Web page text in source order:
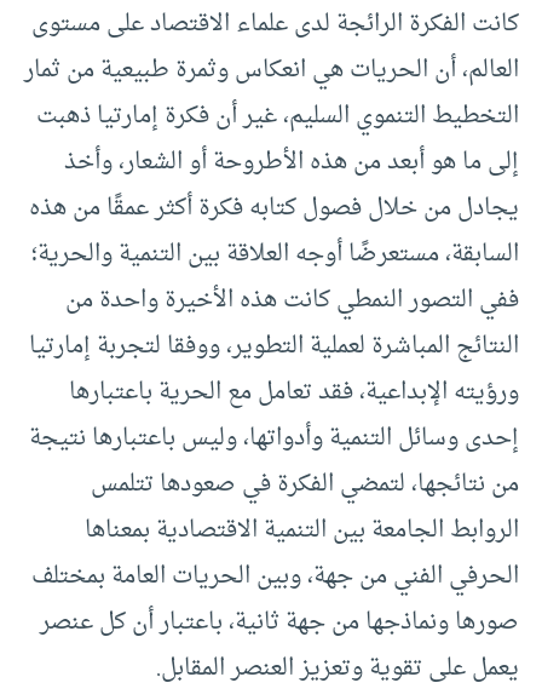
كانت الفكرة الرائجة لدى علماء الاقتصاد على مستوى
العالم، أن الحريات هي انعكاس وثمرة طبيعية من ثمار
التخطيط التنموي السليم، غير أن فكرة إمارتيا ذهبت
إلى ما هو أبعد من هذه الأطروحة أو الشعار، وأخذ
يجادل من خلال فصول كتابه فكرة أكثر عمقًا من هذه
السابقة، مستعرضًا أوجه العلاقة بين التنمية والحرية؛
ففي التصور النمطي كانت هذه الأخيرة واحدة من
النتائج المباشرة لعملية التطوير، ووفقا لتجربة إمارتيا
ورؤيته الإبداعية، فقد تعامل مع الحرية باعتبارها
إحدى وسائل التنمية وأدواتها، وليس باعتبارها نتيجة
من نتائجها، لتمضي الفكرة في صعودها تتلمس
الروابط الجامعة بين التنمية الاقتصادية بمعناها
الحرفي الفني من جهة، وبين الحريات العامة بمختلف
صورها ونماذجها من جهة ثانية، باعتبار أن كل عنصر
يعمل على تقوية وتعزيز العنصر المقابل.